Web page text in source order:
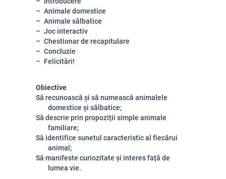
Animale domestice
Animale sălbatice
Joc interactiv
Chestionar de recapitulare
Concluzie
Felicitări!
Obiective
Să recunoască și să numească animalele
domestice și sălbatice;
Să descrie prin propoziții simple animale
familiare;
Să identifice sunetul caracteristic al fiecărui
animal;
Să manifeste curiozitate și interes față de
lumea vie.